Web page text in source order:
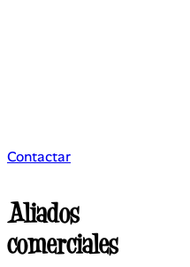
Contactar
Aliados
comerciales